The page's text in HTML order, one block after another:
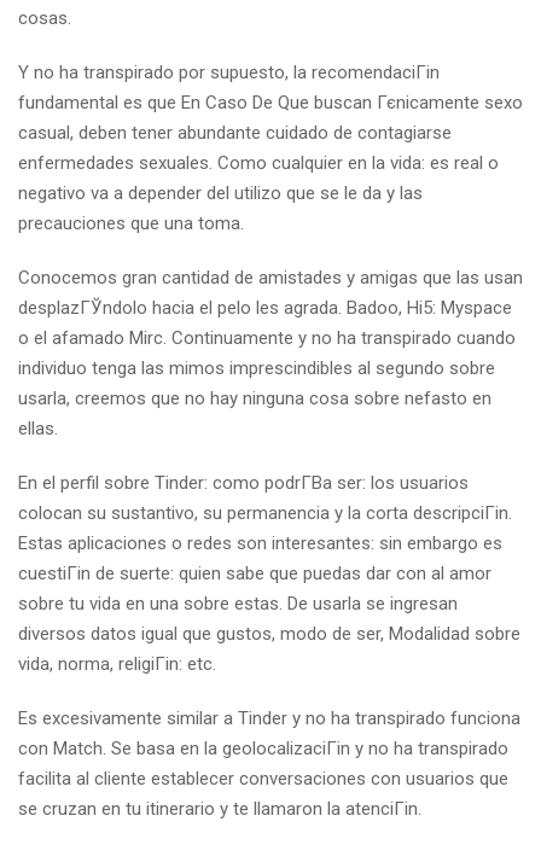
cosas.
Y no ha transpirado por supuesto, la recomendaciГіn
fundamental es que En Caso De Que buscan Гєnicamente sexo
casual, deben tener abundante cuidado de contagiarse
enfermedades sexuales. Como cualquier en la vida: es real o
negativo va a depender del utilizo que se le da y las
precauciones que una toma.
Conocemos gran cantidad de amistades y amigas que las usan
desplazГЎndolo hacia el pelo les agrada. Badoo, Hi5: Myspace
o el afamado Mirc. Continuamente y no ha transpirado cuando
individuo tenga las mimos imprescindibles al segundo sobre
usarla, creemos que no hay ninguna cosa sobre nefasto en
ellas.
En el perfil sobre Tinder: como podrГ­В­a ser: los usuarios
colocan su sustantivo, su permanencia y la corta descripciГіn.
Estas aplicaciones o redes son interesantes: sin embargo es
cuestiГіn de suerte: quien sabe que puedas dar con al amor
sobre tu vida en una sobre estas. De usarla se ingresan
diversos datos igual que gustos, modo de ser, Modalidad sobre
vida, norma, religiГіn: etc.
Es excesivamente similar a Tinder y no ha transpirado funciona
con Match. Se basa en la geolocalizaciГіn y no ha transpirado
facilita al cliente establecer conversaciones con usuarios que
se cruzan en tu itinerario y te llamaron la atenciГіn.